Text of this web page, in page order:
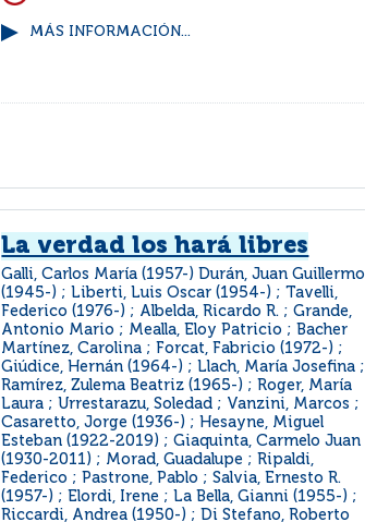
MÁS INFORMACIÓN...
La verdad los hará libres
Galli, Carlos María (1957-) Durán, Juan Guillermo
(1945-) ; Liberti, Luis Oscar (1954-) ; Tavelli,
Federico (1976-) ; Albelda, Ricardo R. ; Grande,
Antonio Mario ; Mealla, Eloy Patricio ; Bacher
Martínez, Carolina ; Forcat, Fabricio (1972-) ;
Giúdice, Hernán (1964-) ; Llach, María Josefina ;
Ramírez, Zulema Beatriz (1965-) ; Roger, María
Laura ; Urrestarazu, Soledad ; Vanzini, Marcos ;
Casaretto, Jorge (1936-) ; Hesayne, Miguel
Esteban (1922-2019) ; Giaquinta, Carmelo Juan
(1930-2011) ; Morad, Guadalupe ; Ripaldi,
Federico ; Pastrone, Pablo ; Salvia, Ernesto R.
(1957-) ; Elordi, Irene ; La Bella, Gianni (1955-) ;
Riccardi, Andrea (1950-) ; Di Stefano, Roberto